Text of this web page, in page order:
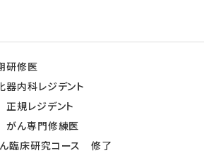
研修医
内科レジデント
規レジデント
ん専門修練医
臨床研究コース 修了